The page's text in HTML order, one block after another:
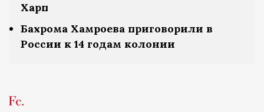
Харп
Бахрома Хамроева приговорили в
России к 14 годам колонии